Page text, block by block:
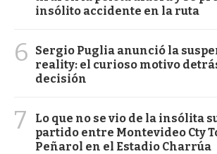
insólito accidente en la ruta
6
Sergio Puglia anunció la
reality: el curioso motivo
decisión
7
Lo que no se vio de la insólita
partido entre Montevideo Cty
Peñarol en el Estadio Charrúa